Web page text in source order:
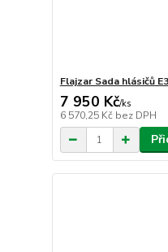
Flajzar Sada hlásičů
7 950 Kč/ks
6 570,25 Kč bez DPH